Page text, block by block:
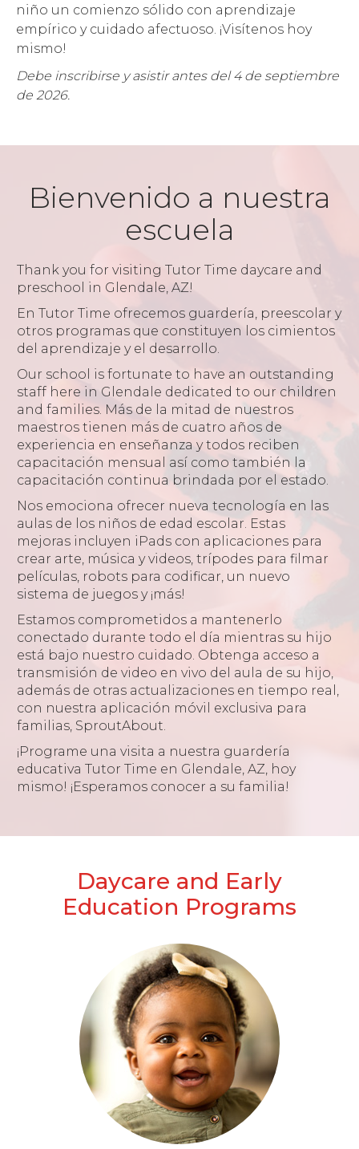
niño un comienzo sólido con aprendizaje
empírico y cuidado afectuoso. ¡Visítenos hoy
mismo!
Debe inscribirse y asistir antes del 4 de septiembre
de 2026.
Bienvenido a nuestra
escuela
Thank you for visiting Tutor Time daycare and
preschool in Glendale, AZ!
En Tutor Time ofrecemos guardería, preescolar y
otros programas que constituyen los cimientos
del aprendizaje y el desarrollo.
Our school is fortunate to have an outstanding
staff here in Glendale dedicated to our children
and families. Más de la mitad de nuestros
maestros tienen más de cuatro años de
experiencia en enseñanza y todos reciben
capacitación mensual así como también la
capacitación continua brindada por el estado.
Nos emociona ofrecer nueva tecnología en las
aulas de los niños de edad escolar. Estas
mejoras incluyen iPads con aplicaciones para
crear arte, música y videos, trípodes para filmar
películas, robots para codificar, un nuevo
sistema de juegos y ¡más!
Estamos comprometidos a mantenerlo
conectado durante todo el día mientras su hijo
está bajo nuestro cuidado. Obtenga acceso a
transmisión de video en vivo del aula de su hijo,
además de otras actualizaciones en tiempo real,
con nuestra aplicación móvil exclusiva para
familias, SproutAbout.
¡Programe una visita a nuestra guardería
educativa Tutor Time en Glendale, AZ, hoy
mismo! ¡Esperamos conocer a su familia!
Daycare and Early
Education Programs